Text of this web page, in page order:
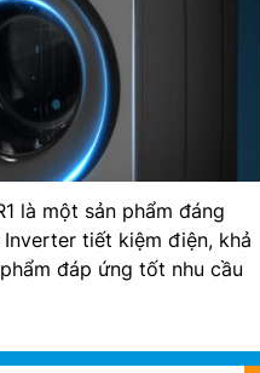
là một sản phẩm đáng
tiết kiệm điện, khả
đáp ứng tốt nhu cầu